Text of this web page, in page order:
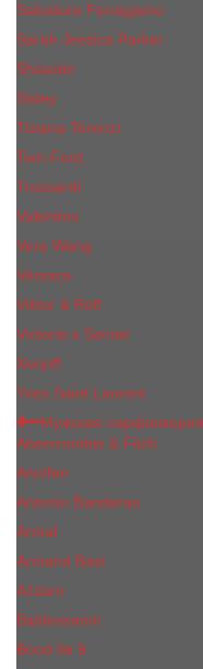
Salvatore Ferragamo
Sarah Jessica Parker
Shiseido
Sisley
Tiziana Terenzi
Tom Ford
Trussardi
Valentino
Vera Wang
Versace
Viktor & Rolf
Victoria s Secret
Xerjoff
Yves Saint Laurent
Мужская парфюмерия
Abercrombie & Fitch
Annifen
Antonio Banderas
Armaf
Armand Basi
Azzaro
Baldessarini
Bond № 9